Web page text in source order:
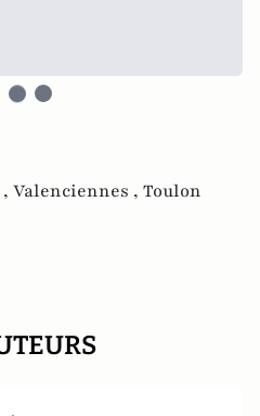
Valenciennes , Toulon